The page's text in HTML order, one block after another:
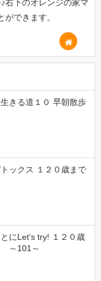
右下のオレンジの家マ
できます。
きる道１０ 早朝散歩
ックス １２０歳まで
にLet‘s try! １２０歳
～101～